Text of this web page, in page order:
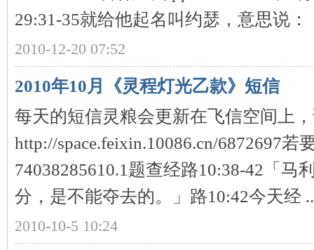
29:31-35就给他起名叫约瑟，意思说：
2010-12-20 07:52
2010年10月《灵程灯光乙款》短信
每天的短信灵粮会更新在飞信空间上
http://space.feixin.10086.cn/6872697
74038285610.1题查经路10:38-42「马
分，是不能夺去的。」路10:42今天经
2010-10-5 10:24